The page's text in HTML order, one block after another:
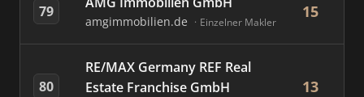
79
amgimmobilien.de Einzelner Makler
15
80
RE/MAX Germany REF Real
Estate Franchise GmbH
13